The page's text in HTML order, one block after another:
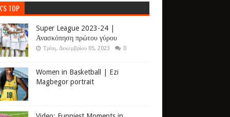
TOP
Super League 2023-24 |
Ανασκόπηση πρώτου γύρου
Τρίτη, Δεκεμβρίου 05, 2023 0
Women in Basketball | Ezi
Magbegor portrait